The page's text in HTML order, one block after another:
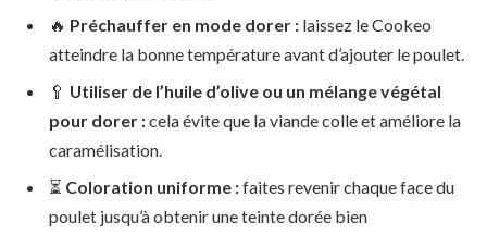
🔥 Préchauffer en mode dorer : laissez le Cookeo
atteindre la bonne température avant d’ajouter le poulet.
🥄 Utiliser de l’huile d’olive ou un mélange végétal
pour dorer :cela évite que la viande colle et améliore la
caramélisation.
⏳ Coloration uniforme :faites revenir chaque face du
poulet jusqu’à obtenir une teinte dorée bien